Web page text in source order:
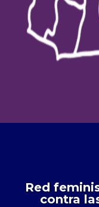
Red
contra